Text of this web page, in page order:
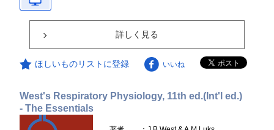
詳しく見る
ほしいものリストに登録 いいね
West's Respiratory Physiology, 11th ed.(Int'l ed.)
- The Essentials